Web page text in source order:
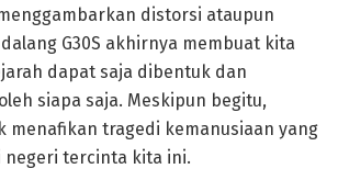
distorsi ataupun
G30S akhirnya membuat kita
dapat saja dibentuk dan
siapa saja. Meskipun begitu,
menafikan tragedi kemanusiaan yang
tercinta kita ini.